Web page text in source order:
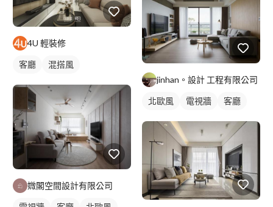
4U 輕裝修
客廳 混搭風
媺閣空間設計有限公司
jinhan。設計 工程有限公司
北歐風 電視牆 客廳